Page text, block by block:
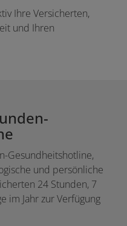
Ihre Versicherten,
und Ihren
Gesundheitshotline,
und persönliche
24 Stunden, 7
im Jahr zur Verfügung